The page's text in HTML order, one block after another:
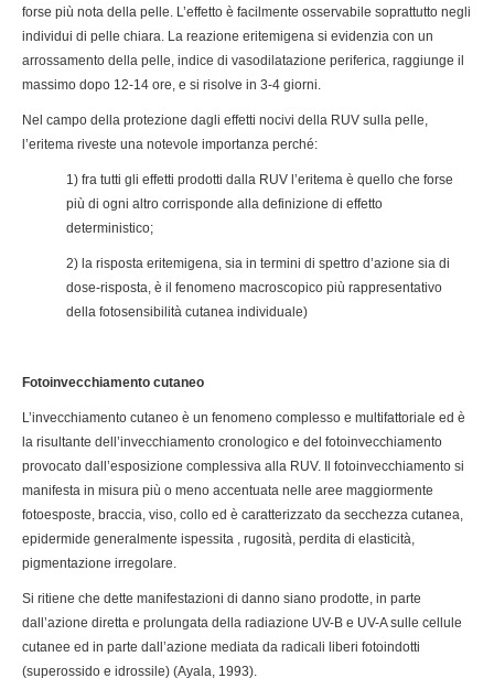
forse più nota della pelle. L’effetto è facilmente osservabile soprattutto negli
individui di pelle chiara. La reazione eritemigena si evidenzia con un
arrossamento della pelle, indice di vasodilatazione periferica, raggiunge il
massimo dopo 12-14 ore, e si risolve in 3-4 giorni.
Nel campo della protezione dagli effetti nocivi della RUV sulla pelle,
l’eritema riveste una notevole importanza perché:
1) fra tutti gli effetti prodotti dalla RUV l’eritema è quello che forse
più di ogni altro corrisponde alla definizione di effetto
deterministico;
2) la risposta eritemigena, sia in termini di spettro d’azione sia di
dose-risposta, è il fenomeno macroscopico più rappresentativo
della fotosensibilità cutanea individuale)
Fotoinvecchiamento cutaneo
L’invecchiamento cutaneo è un fenomeno complesso e multifattoriale ed è
la risultante dell’invecchiamento cronologico e del fotoinvecchiamento
provocato dall’esposizione complessiva alla RUV. Il fotoinvecchiamento si
manifesta in misura più o meno accentuata nelle aree maggiormente
fotoesposte, braccia, viso, collo ed è caratterizzato da secchezza cutanea,
epidermide generalmente ispessita , rugosità, perdita di elasticità,
pigmentazione irregolare.
Si ritiene che dette manifestazioni di danno siano prodotte, in parte
dall’azione diretta e prolungata della radiazione UV-B e UV-A sulle cellule
cutanee ed in parte dall’azione mediata da radicali liberi fotoindotti
(superossido e idrossile) (Ayala, 1993).